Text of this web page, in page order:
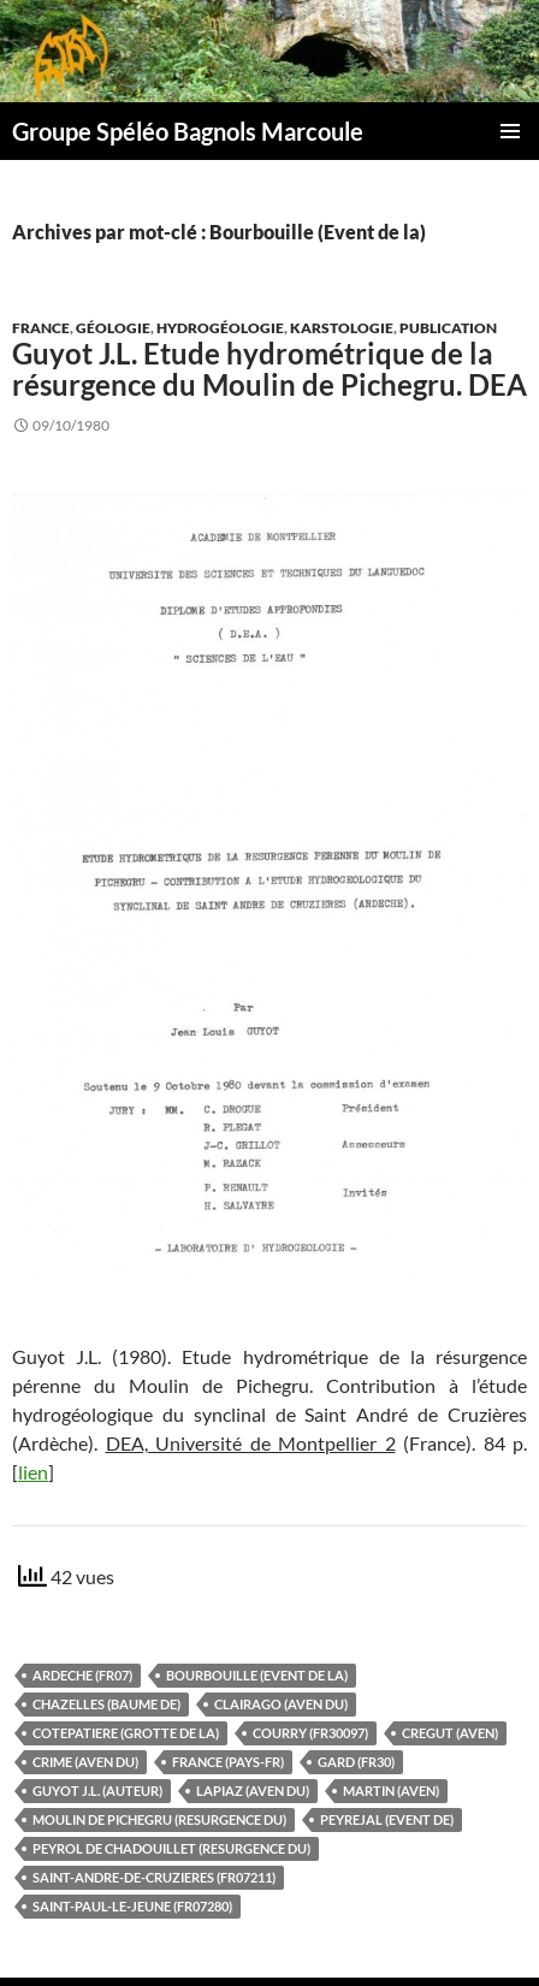
Aller
au
contenu
Groupe Spéléo Bagnols Marcoule
Archives par mot-clé : Bourbouille (Event de la)
FRANCE,GÉOLOGIE,HYDROGÉOLOGIE,KARSTOLOGIE,PUBLICATION
Guyot J.L. Etude hydrométrique de la
résurgence du Moulin de Pichegru. DEA
09/10/1980
Guyot J.L. (1980). Etude hydrométrique de la résurgence
pérenne du Moulin de Pichegru. Contribution à l’étude
hydrogéologique du synclinal de Saint André de Cruzières
(Ardèche). DEA, Université de Montpellier 2(France). 84 p.
[lien]
42 vues
ARDECHE (FR07)
BOURBOUILLE (EVENT DE LA)
CHAZELLES (BAUME DE)
CLAIRAGO (AVEN DU)
COTEPATIERE (GROTTE DE LA)
COURRY (FR30097)
CREGUT (AVEN)
CRIME (AVEN DU)
FRANCE (PAYS-FR)
GARD (FR30)
GUYOT J.L. (AUTEUR)
LAPIAZ (AVEN DU)
MARTIN (AVEN)
MOULIN DE PICHEGRU (RESURGENCE DU)
PEYREJAL (EVENT DE)
PEYROL DE CHADOUILLET (RESURGENCE DU)
SAINT-ANDRE-DE-CRUZIERES (FR07211)
SAINT-PAUL-LE-JEUNE (FR07280)